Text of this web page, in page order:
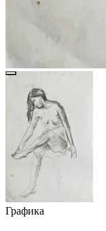
Графика